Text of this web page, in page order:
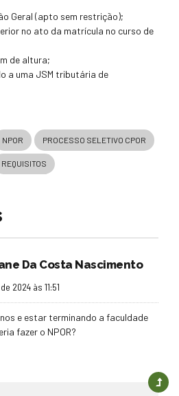
Geral (apto sem restrição);
no ato da matrícula no curso de
de altura;
a uma JSM tributária de
NPOR PROCESSO SELETIVO CPOR
REQUISITOS
Da Costa Nascimento
2024 às 11:51
e estar terminando a faculdade
fazer o NPOR?